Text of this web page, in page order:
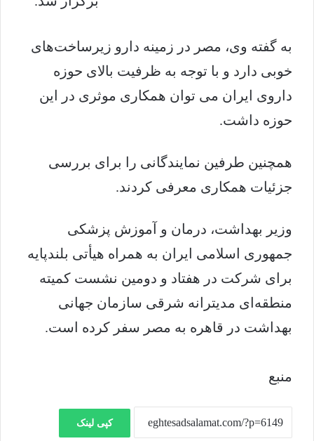
به گفته وی، مصر در زمینه دارو زیرساخت‌های
خوبی دارد و با توجه به ظرفیت بالای حوزه
داروی ایران می توان همکاری موثری در این
حوزه داشت.
همچنین طرفین نمایندگانی را برای بررسی
جزئیات همکاری معرفی کردند.
وزیر بهداشت، درمان و آموزش پزشکی
جمهوری اسلامی ایران به همراه هیأتی بلندپایه
برای شرکت در هفتاد و دومین نشست کمیته
منطقه‌ای مدیترانه شرقی سازمان جهانی
بهداشت در قاهره به مصر سفر کرده است.
منبع
کپی لینک